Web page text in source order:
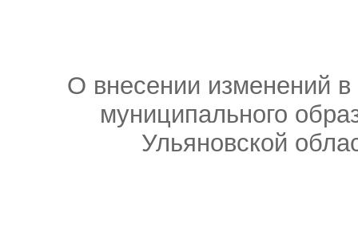
О внесении изменений
муниципального
Ульяновской